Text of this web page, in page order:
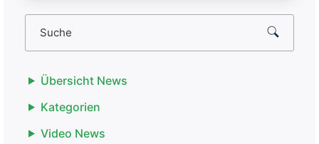
Übersicht News
Kategorien
Video News